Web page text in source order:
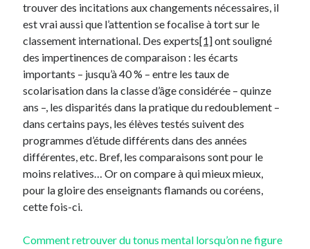
Commentaires récents
trouver des incitations aux changements nécessaires, il
est vrai aussi que l’attention se focalise à tort sur le
classement international. Des experts[1]ont souligné
des impertinences de comparaison : les écarts
importants – jusqu’à 40 % – entre les taux de
scolarisation dans la classe d’âge considérée – quinze
ans –, les disparités dans la pratique du redoublement –
dans certains pays, les élèves testés suivent des
programmes d’étude différents dans des années
différentes, etc. Bref, les comparaisons sont pour le
moins relatives… Or on compare à qui mieux mieux,
pour la gloire des enseignants flamands ou coréens,
cette fois-ci.
Comment retrouver du tonus mental lorsqu’on ne figure